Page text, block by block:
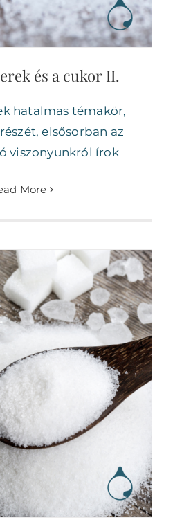
és a cukor II.
hatalmas témakör,
elsősorban az
viszonyunkról írok
More
és a cukor I.